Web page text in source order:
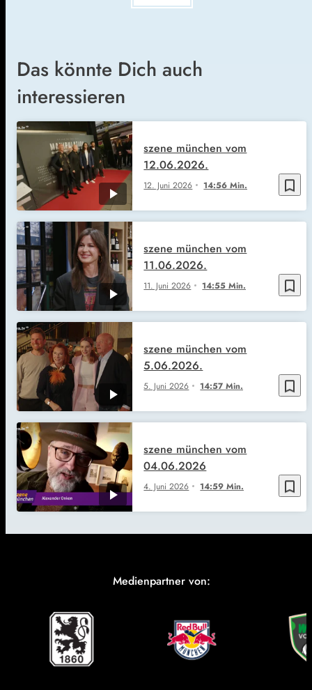
Das könnte Dich auch
interessieren
bookmark_border
12. Juni 2026 14:56 Min.
szene münchen vom
12.06.2026.
bookmark_border
11. Juni 2026 14:55 Min.
szene münchen vom
11.06.2026.
bookmark_border
5. Juni 2026 14:57 Min.
szene münchen vom
5.06.2026.
bookmark_border
4. Juni 2026 14:59 Min.
szene münchen vom
04.06.2026
Medienpartner von: